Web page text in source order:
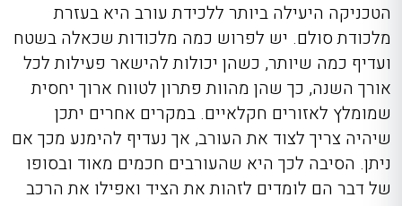
הטכניקה היעילה ביותר ללכידת עורב היא בעזרת
מלכודת סולם. יש לפרוש כמה מלכודות שכאלה בשטח
ועדיף כמה שיותר, כשהן יכולות להישאר פעילות לכל
אורך השנה, כך שהן מהוות פתרון לטווח ארוך יחסית
שמומלץ לאזורים חקלאיים. במקרים אחרים יתכן
שיהיה צריך לצוד את העורב, אך נעדיף להימנע מכך אם
ניתן. הסיבה לכך היא שהעורבים חכמים מאוד ובסופו
של דבר הם לומדים לזהות את הציד ואפילו את הרכב